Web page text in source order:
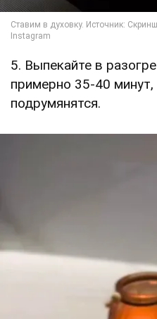
5. Выпекайте в
примерно 35-40
подрумянятся.